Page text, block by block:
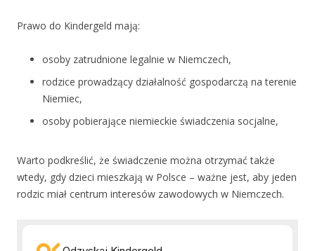
Prawo do Kindergeld mają:
osoby zatrudnione legalnie w Niemczech,
rodzice prowadzący działalność gospodarczą na terenie
Niemiec,
osoby pobierające niemieckie świadczenia socjalne,
Warto podkreślić, że świadczenie można otrzymać także
wtedy, gdy dzieci mieszkają w Polsce – ważne jest, aby jeden
rodzic miał centrum interesów zawodowych w Niemczech.